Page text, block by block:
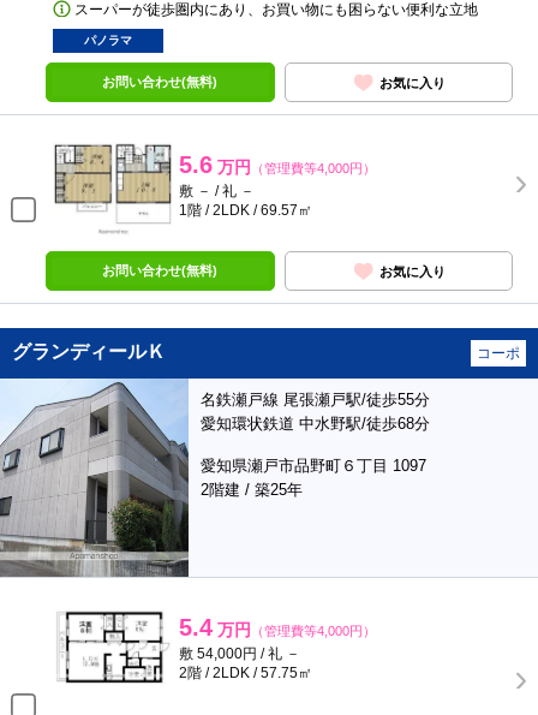
スーパーが徒歩圏内にあり、お買い物にも困らない便利な立地
パノラマ
お問い合わせ(無料) お気に入り
5.6 万円 （管理費等4,000円）
敷 － / 礼 －
1階 / 2LDK / 69.57㎡
お問い合わせ(無料) お気に入り
グランディールＫ コーポ
名鉄瀬戸線 尾張瀬戸駅/徒歩55分
愛知環状鉄道 中水野駅/徒歩68分
愛知県瀬戸市品野町６丁目 1097
2階建 / 築25年
5.4 万円 （管理費等4,000円）
敷 54,000円 / 礼 －
2階 / 2LDK / 57.75㎡